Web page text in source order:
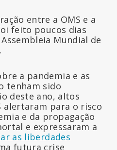
entre a OMS e a
feito poucos dias
Mundial de
a pandemia e as
tenham sido
deste ano, altos
alertaram para o risco
e da propagação
e expressaram a
as liberdades
futura crise